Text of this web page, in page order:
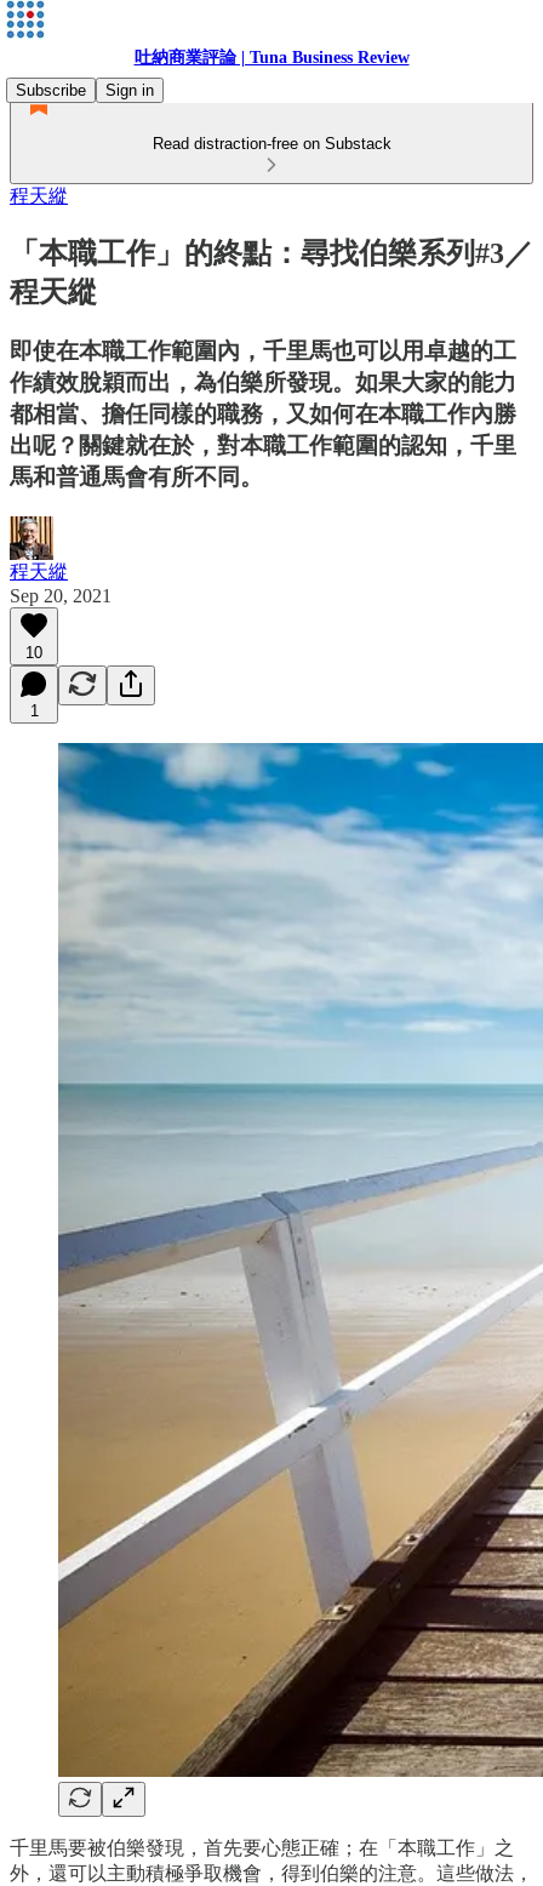
吐納商業評論 | Tuna Business Review
Subscribe
Sign in
Read distraction-free on Substack
程天縱
「本職工作」的終點：尋找伯樂系列#3／
程天縱
即使在本職工作範圍內，千里馬也可以用卓越的工
作績效脫穎而出，為伯樂所發現。如果大家的能力
都相當、擔任同樣的職務，又如何在本職工作內勝
出呢？關鍵就在於，對本職工作範圍的認知，千里
馬和普通馬會有所不同。
程天縱
Sep 20, 2021
10
1
千里馬要被伯樂發現，首先要心態正確；在「本職工作」之
外，還可以主動積極爭取機會，得到伯樂的注意。這些做法，